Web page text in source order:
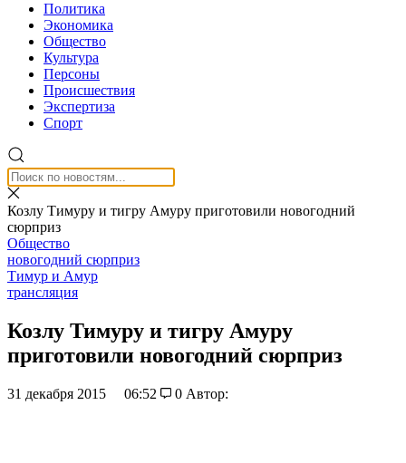
Политика
Экономика
Общество
Культура
Персоны
Происшествия
Экспертиза
Спорт
Козлу Тимуру и тигру Амуру приготовили новогодний
сюрприз
Общество
новогодний сюрприз
Тимур и Амур
трансляция
Козлу Тимуру и тигру Амуру
приготовили новогодний сюрприз
31 декабря 2015 06:52 0 Автор: